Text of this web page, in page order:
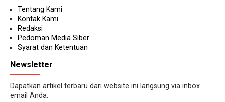
Tentang Kami
Kontak Kami
Redaksi
Pedoman Media Siber
Syarat dan Ketentuan
Newsletter
Dapatkan artikel terbaru dari website ini langsung via inbox
email Anda.